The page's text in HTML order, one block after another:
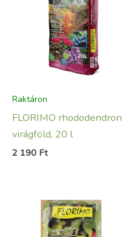
Raktáron
FLORIMO rhododendron
virágföld, 20 l
2 190 Ft